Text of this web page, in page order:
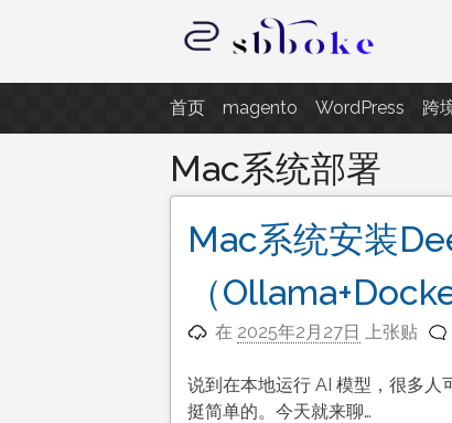
至
内
容
记录跨境电商独立站开发遇到
首页 magento WordPress 跨
Mac系统部署
Mac系统安装
（
在 2025年2月27日 上张贴
说到在本地运行 AI 模型，很多人
挺简单的。今天就来聊…